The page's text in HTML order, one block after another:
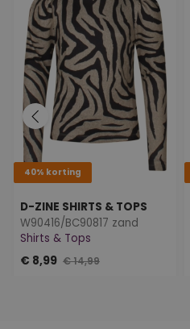
40% korting
D-ZINE SHIRTS & TOPS
W90416/BC90817 zand
Shirts & Tops
€ 8,99 € 14,99